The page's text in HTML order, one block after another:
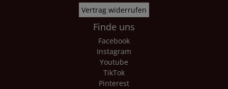
Vertrag widerrufen
Finde uns
Facebook
Instagram
Youtube
TikTok
Pinterest